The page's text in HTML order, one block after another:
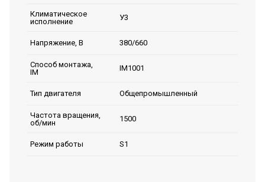
Климатическое
исполнение
У3
Напряжение, В 380/660
Способ монтажа,
IM
IM1001
Тип двигателя Общепромышленный
Частота вращения,
об/мин
1500
Режим работы S1